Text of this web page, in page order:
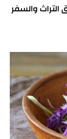
التراث والسفر